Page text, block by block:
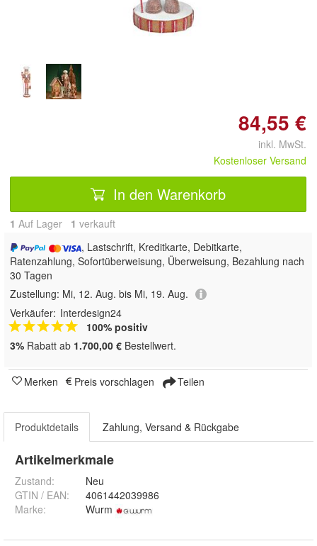
vergrößern
84,55 €
inkl. MwSt.
Kostenloser Versand
In den Warenkorb
1 Auf Lager 1 verkauft
, Lastschrift, Kreditkarte, Debitkarte,
Ratenzahlung, Sofortüberweisung, Überweisung, Bezahlung nach
30 Tagen
Zustellung: Mi, 12. Aug. bis Mi, 19. Aug.
Verkäufer: Interdesign24
100% positiv
3% Rabatt ab 1.700,00 € Bestellwert.
Merken Preis vorschlagen Teilen
Produktdetails Zahlung, Versand & Rückgabe
Artikelmerkmale
Zustand:
Neu
GTIN / EAN:
4061442039986
Marke:
Wurm